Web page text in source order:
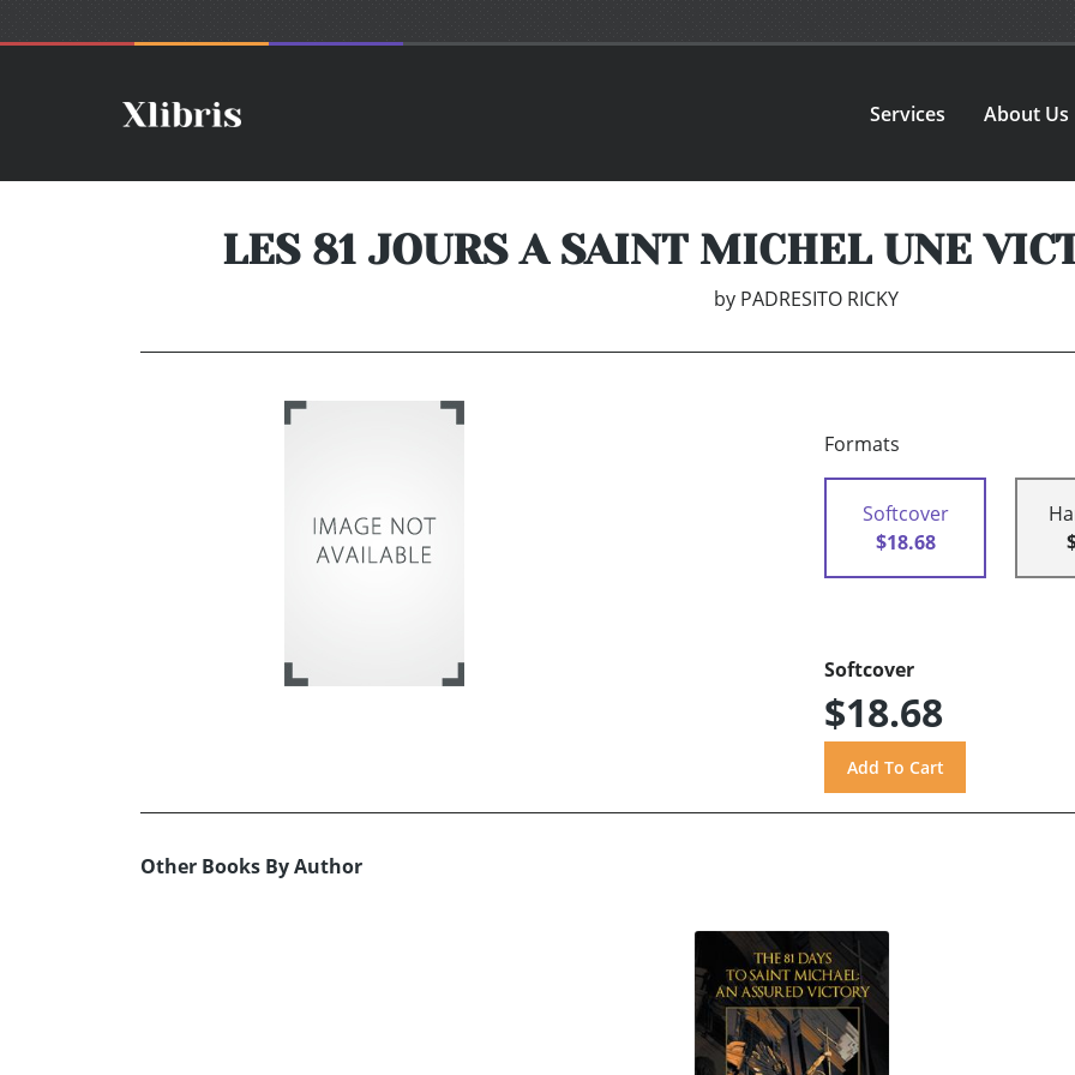
Services About Us
LES 81 JOURS A SAINT MICHEL UNE
by PADRESITO RICKY
Formats
Softcover
$18.68
Softcover
$18.68
Other Books By Author